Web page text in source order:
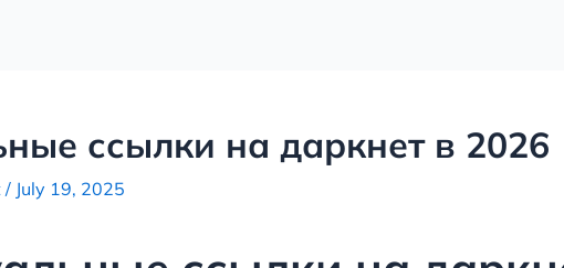
ссылки на даркнет в 2026
/ July 19, 2025